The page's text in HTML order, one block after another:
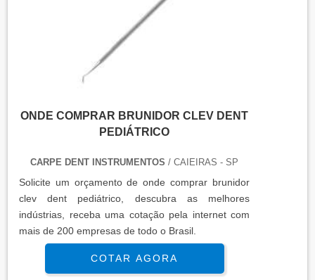
ONDE COMPRAR BRUNIDOR CLEV DENT
PEDIÁTRICO
CARPE DENT INSTRUMENTOS / CAIEIRAS - SP
Solicite um orçamento de onde comprar brunidor
clev dent pediátrico, descubra as melhores
indústrias, receba uma cotação pela internet com
mais de 200 empresas de todo o Brasil.
COTAR AGORA